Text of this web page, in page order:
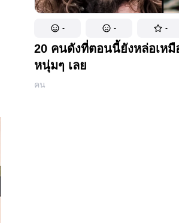
- - -
20 คนดังที่ตอนนี้ยังหล่อเห
หนุ่มๆ เลย
คน